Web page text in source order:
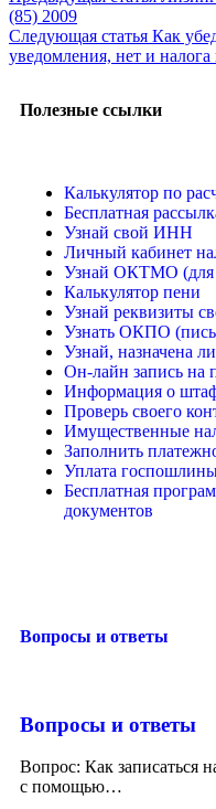
(85) 2009
Следующая статья Как
уведомления, нет и
Полезные ссылки
Калькулятор по
Бесплатная
Узнай свой ИНН
Личный кабинет
Узнай ОКТМО (для
Калькулятор пени
Узнай реквизиты
Узнать ОКПО
Узнай, назначена
Он-лайн запись на
Информация о
Проверь своего
Имущественные
Заполнить
Уплата
Бесплатная
документов
Вопросы и ответы
Вопросы и ответы
Вопрос: Как записаться
с помощью…